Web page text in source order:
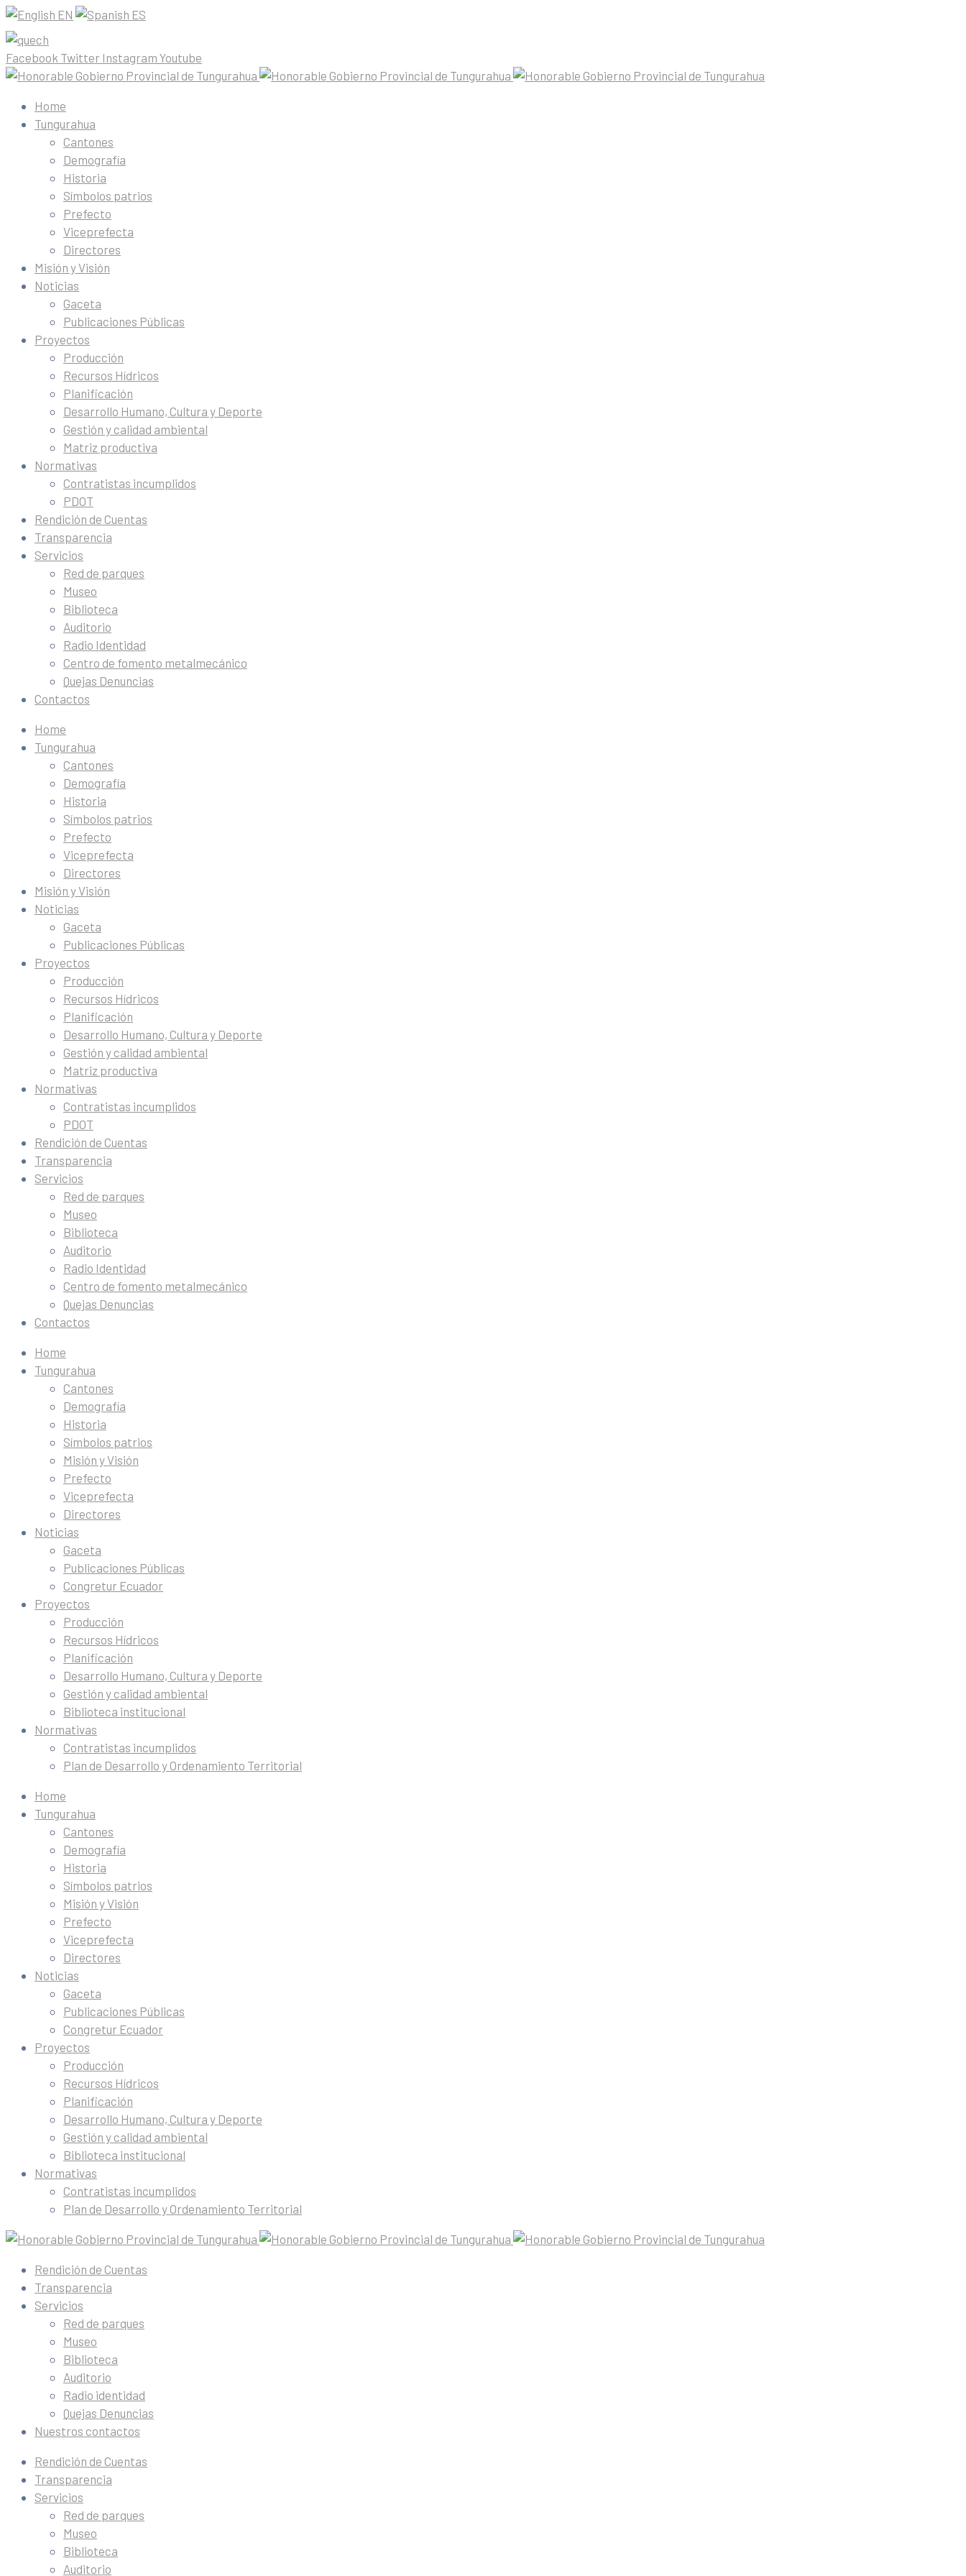
EN ES
Facebook Twitter Instagram Youtube
Home
Tungurahua
Cantones
Demografía
Historia
Símbolos patrios
Prefecto
Viceprefecta
Directores
Misión y Visión
Noticias
Gaceta
Publicaciones Públicas
Proyectos
Producción
Recursos Hídricos
Planificación
Desarrollo Humano, Cultura y Deporte
Gestión y calidad ambiental
Matriz productiva
Normativas
Contratistas incumplidos
PDOT
Rendición de Cuentas
Transparencia
Servicios
Red de parques
Museo
Biblioteca
Auditorio
Radio Identidad
Centro de fomento metalmecánico
Quejas Denuncias
Contactos
Home
Tungurahua
Cantones
Demografía
Historia
Símbolos patrios
Prefecto
Viceprefecta
Directores
Misión y Visión
Noticias
Gaceta
Publicaciones Públicas
Proyectos
Producción
Recursos Hídricos
Planificación
Desarrollo Humano, Cultura y Deporte
Gestión y calidad ambiental
Matriz productiva
Normativas
Contratistas incumplidos
PDOT
Rendición de Cuentas
Transparencia
Servicios
Red de parques
Museo
Biblioteca
Auditorio
Radio Identidad
Centro de fomento metalmecánico
Quejas Denuncias
Contactos
Home
Tungurahua
Cantones
Demografía
Historia
Símbolos patrios
Misión y Visión
Prefecto
Viceprefecta
Directores
Noticias
Gaceta
Publicaciones Públicas
Congretur Ecuador
Proyectos
Producción
Recursos Hídricos
Planificación
Desarrollo Humano, Cultura y Deporte
Gestión y calidad ambiental
Biblioteca institucional
Normativas
Contratistas incumplidos
Plan de Desarrollo y Ordenamiento Territorial
Home
Tungurahua
Cantones
Demografía
Historia
Símbolos patrios
Misión y Visión
Prefecto
Viceprefecta
Directores
Noticias
Gaceta
Publicaciones Públicas
Congretur Ecuador
Proyectos
Producción
Recursos Hídricos
Planificación
Desarrollo Humano, Cultura y Deporte
Gestión y calidad ambiental
Biblioteca institucional
Normativas
Contratistas incumplidos
Plan de Desarrollo y Ordenamiento Territorial
Rendición de Cuentas
Transparencia
Servicios
Red de parques
Museo
Biblioteca
Auditorio
Radio identidad
Quejas Denuncias
Nuestros contactos
Rendición de Cuentas
Transparencia
Servicios
Red de parques
Museo
Biblioteca
Auditorio